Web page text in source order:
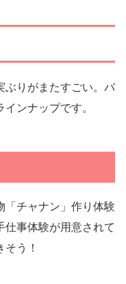
ぶりがまたすごい。バ
ンナップです。
「チャナン」作り体験
仕事体験が用意されて
う！